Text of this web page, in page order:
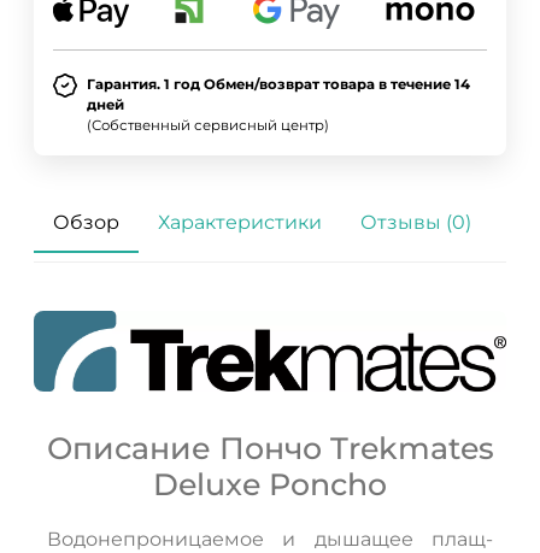
Гарантия. 1 год Обмен/возврат товара в течение 14
дней
(Собственный сервисный центр)
Обзор Характеристики Отзывы (0)
Описание Пончо Trekmates
Deluxe Poncho
Водонепроницаемое и дышащее плащ-